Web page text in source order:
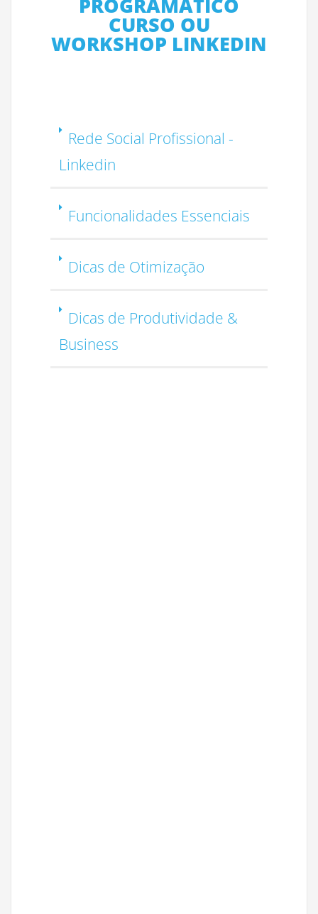
CURSO OU
WORKSHOP LINKEDIN
Rede Social Profissional -
Linkedin
Funcionalidades Essenciais
Dicas de Otimização
Dicas de Produtividade &
Business